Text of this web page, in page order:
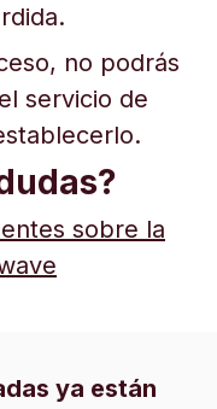
no podrás
servicio de
sobre la
ya están